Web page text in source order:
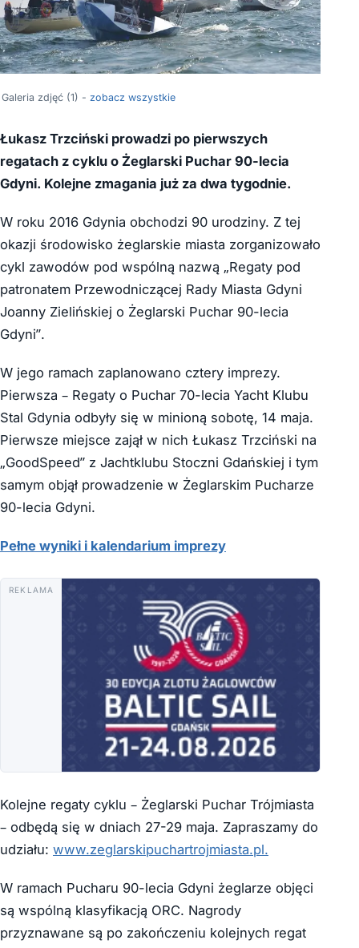
Galeria zdjęć (1) - zobacz wszystkie
Łukasz Trzciński prowadzi po pierwszych
regatach z cyklu o Żeglarski Puchar 90-lecia
Gdyni. Kolejne zmagania już za dwa tygodnie.
W roku 2016 Gdynia obchodzi 90 urodziny. Z tej
okazji środowisko żeglarskie miasta zorganizowało
cykl zawodów pod wspólną nazwą „Regaty pod
patronatem Przewodniczącej Rady Miasta Gdyni
Joanny Zielińskiej o Żeglarski Puchar 90-lecia
Gdyni”.
W jego ramach zaplanowano cztery imprezy.
Pierwsza – Regaty o Puchar 70-lecia Yacht Klubu
Stal Gdynia odbyły się w minioną sobotę, 14 maja.
Pierwsze miejsce zajął w nich Łukasz Trzciński na
„GoodSpeed” z Jachtklubu Stoczni Gdańskiej i tym
samym objął prowadzenie w Żeglarskim Pucharze
90-lecia Gdyni.
Pełne wyniki i kalendarium imprezy
REKLAMA
Kolejne regaty cyklu – Żeglarski Puchar Trójmiasta
– odbędą się w dniach 27-29 maja. Zapraszamy do
udziału: www.zeglarskipuchartrojmiasta.pl.
W ramach Pucharu 90-lecia Gdyni żeglarze objęci
są wspólną klasyfikacją ORC. Nagrody
przyznawane są po zakończeniu kolejnych regat